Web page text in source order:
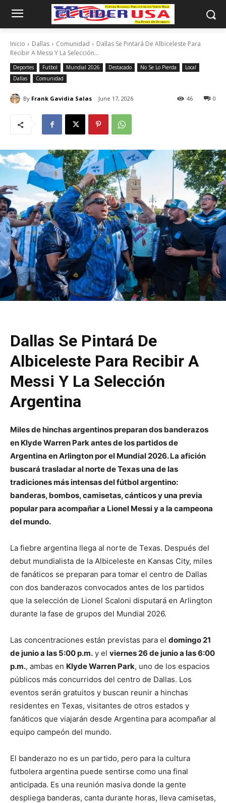
Inicio Dallas Comunidad
Dallas Se Pintará De Albiceleste Para
Recibir A Messi Y La Selección...
Deportes Futbol Mundial 2026 Destacado No Se Lo Pierda
Local
Dallas
Comunidad
By Frank Gavidia Salas June 17, 2026 0
46
Dallas Se Pintará De
Albiceleste Para Recibir A
Messi Y La Selección
Argentina
Miles de hinchas argentinos preparan dos banderazos
en Klyde Warren Park antes de los partidos de
Argentina en Arlington por el Mundial 2026. La afición
buscará trasladar al norte de Texas una de las
tradiciones más intensas del fútbol argentino:
banderas, bombos, camisetas, cánticos y una previa
popular para acompañar a Lionel Messi y a la campeona
del mundo.
La fiebre argentina llega al norte de Texas. Después del
debut mundialista de la Albiceleste en Kansas City, miles
de fanáticos se preparan para tomar el centro de Dallas
con dos banderazos convocados antes de los partidos
que la selección de Lionel Scaloni disputará en Arlington
durante la fase de grupos del Mundial 2026.
Las concentraciones están previstas para el domingo 21
de junio a las 5:00 p.m. y el viernes 26 de junio a las 6:00
p.m., ambas en Klyde Warren Park, uno de los espacios
públicos más concurridos del centro de Dallas. Los
eventos serán gratuitos y buscan reunir a hinchas
residentes en Texas, visitantes de otros estados y
fanáticos que viajarán desde Argentina para acompañar al
equipo campeón del mundo.
El banderazo no es un partido, pero para la cultura
futbolera argentina puede sentirse como una final
anticipada. Es una reunión masiva donde la gente
despliega banderas, canta durante horas, lleva camisetas,